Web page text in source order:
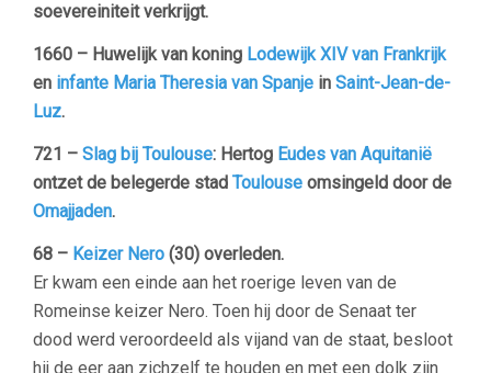
soevereiniteit verkrijgt.
1660 – Huwelijk van koning Lodewijk XIV van Frankrijk
en infante Maria Theresia van Spanje in Saint-Jean-de-
Luz.
721 – Slag bij Toulouse: Hertog Eudes van Aquitanië
ontzet de belegerde stad Toulouse omsingeld door de
Omajjaden.
68 – Keizer Nero (30) overleden.
Er kwam een einde aan het roerige leven van de
Romeinse keizer Nero. Toen hij door de Senaat ter
dood werd veroordeeld als vijand van de staat, besloot
hij de eer aan zichzelf te houden en met een dolk zijn